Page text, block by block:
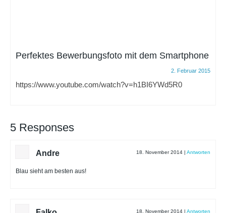
Perfektes Bewerbungsfoto mit dem Smartphone
2. Februar 2015
https://www.youtube.com/watch?v=h1BI6YWd5R0
5 Responses
Andre 18. November 2014 | Antworten
Blau sieht am besten aus!
18. November 2014 | Antworten